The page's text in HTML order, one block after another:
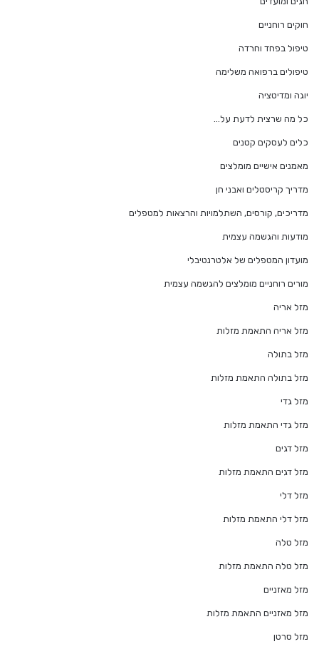
חוקים רוחניים
טיפול בפחד וחרדה
טיפולים ברפואה משלימה
יוגה ומדיטציה
כל מה שרצית לדעת על…
כלים לעסקים קטנים
מאמנים אישיים מומלצים
מדריך קריסטלים ואבני חן
מדריכים, קורסים, השתלמויות והרצאות למטפלים
מודעות והגשמה עצמית
מועדון המטפלים של אלטרנטיבלי
מורים רוחניים מומלצים להגשמה עצמית
מזל אריה
מזל אריה התאמת מזלות
מזל בתולה
מזל בתולה התאמת מזלות
מזל גדי
מזל גדי התאמת מזלות
מזל דגים
מזל דגים התאמת מזלות
מזל דלי
מזל דלי התאמת מזלות
מזל טלה
מזל טלה התאמת מזלות
מזל מאזניים
מזל מאזניים התאמת מזלות
מזל סרטן